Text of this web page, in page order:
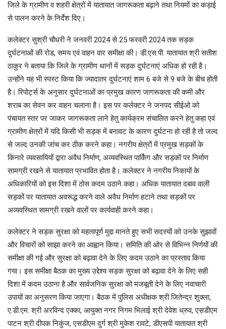
जिले के ग्रामीण व शहरी क्षेत्रों में यातायात जागरूकता बढ़ाने तथा नियमों का कड़ाई
से पालन करने के निर्देश दिए।
कलेक्टर सुश्री चौधरी ने जनवरी 2024 से 25 फरवरी 2024 तक सड़क
दुर्घटनाओं की रोड, समय एवं वाहन वार समीक्षा की। डी.एस.पी. यातायात श्री सतीश
ठाकुर ने बताया कि जिले के ग्रामीण थानों में सड़क दुर्घटनाएं अधिक हो रही है।
उन्होंने यह भी स्पस्ट किया कि ज्यादातर दुर्घटनाएं शाम 6 बजे से 9 बजे के बीच होती
है। रिपोर्ट्स के अनुसार दुर्घटनाओं का प्रमुख कारण जागरूकता की कमी और
शराब का सेवन कर वाहन चलाना है। इस पर कलेक्टर ने जनपद सीईओ को
पंचायत स्तर पर जाकर जागरूकता लाने हेतु कार्यक्रम संचालित करने हेतु कहा एवं
ग्रामीण क्षेत्रों में यदि किसी भी सड़क में बनावट के कारण दुर्घटना हो रही है तो जल्द
से जल्द उनकी जांच कर ठीक करने कहा। नगरीय क्षेत्रों में प्रमुख सड़कों के
किनारे व्यवसायियों द्वारा अवैध निर्माण, अव्यवस्थित पार्किंग और सड़कों पर निर्माण
सामग्री रखने से यातायात प्रभावित होता है। कलेक्टर ने नगरीय निकायों के
अधिकारियों को इस दिशा में ठोस कदम उठाने कहा। अधिक यातायात दबाव वाली
सड़कों पर यातायात अवरूद्ध करने वाले अवैध निर्माण हटाने तथा सड़कों पर
अव्यवस्थित सामग्री रखने वालों पर कार्यवाही करने कहा।
कलेक्टर ने सड़क सुरक्षा को महत्वपूर्ण मुद्दा मानते हुए सभी सदस्यों को उनके सुझावों
और विचारों को साझा करने का आह्वान किया। समिति की ओर से विभिन्न निर्णयों की
समीक्षा की गई और सुरक्षा को बढ़ावा देने के लिए कदम उठाने का प्रस्ताव किया
गया। इस समीक्षा बैठक का मुख्य उद्देश्य सड़क सुरक्षा को बढ़ावा देने के लिए सही
दिशा में कदम उठाना है और सार्वजनिक सुरक्षा को मजबूती देने के लिए नवाचारी
उपायों का अनुसरण किया जाएगा। बैठक में पुलिस अधीक्षक श्री जितेन्द्र शुक्ला,
ए.डी.एम. श्री अरविन्द एक्का, आयुक्त नगर निगम भिलाई श्री देवेश ध्रुव, एस़डीएम
पाटन श्री दीपक निकुंज, एसडीएम दुर्ग श्री मुकेश रावटे, डीएसपी यातायात श्री